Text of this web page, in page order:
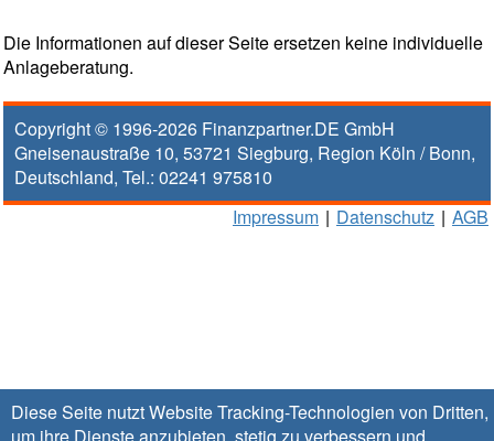
Diese Seite nutzt Website Tracking-Technologien von Dritten,
Die Informationen auf dieser Seite ersetzen keine individuelle
Anlageberatung.
Copyright © 1996-2026 Finanzpartner.DE GmbH
Gneisenaustraße 10, 53721 Siegburg, Region Köln / Bonn,
Deutschland, Tel.: 02241 975810
Impressum | Datenschutz | AGB